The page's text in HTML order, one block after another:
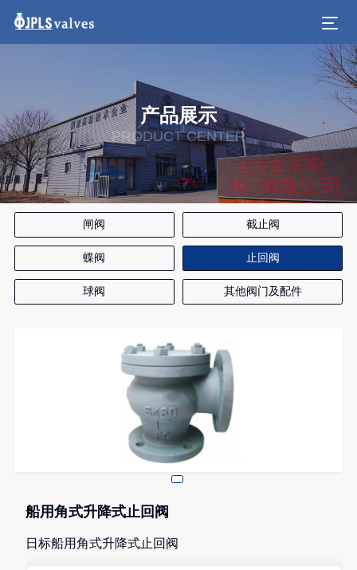
产品展示
PRODUCT CENTER
闸阀 截止阀
蝶阀 止回阀
球阀 其他阀门及配件
船用角式升降式止回阀
日标船用角式升降式止回阀